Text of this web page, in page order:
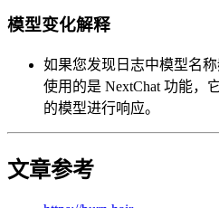
模型变化解释
如果您发现日志中模型名
使用的是 NextChat 功能，
的模型进行响应。
文章参考